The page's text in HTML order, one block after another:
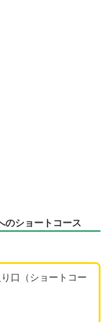
のショートコース
口（ショートコー